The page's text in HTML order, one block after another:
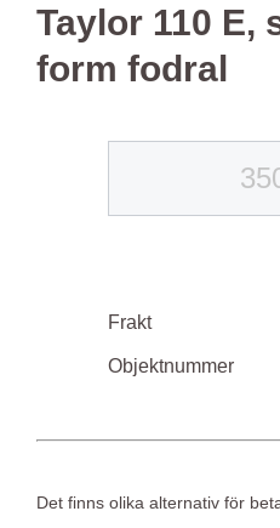
Taylor 110 E,
form fodral
Frakt
Objektnummer
Det finns olika alternativ för